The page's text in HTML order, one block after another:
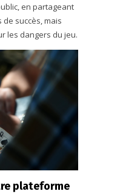
en partageant
succès, mais
les dangers du jeu.
plateforme